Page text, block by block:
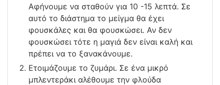
Αφήνουμε να σταθούν για 10 -15 λεπτά. Σε
αυτό το διάστημα το μείγμα θα έχει
φουσκάλες και θα φουσκώσει. Αν δεν
φουσκώσει τότε η μαγιά δεν είναι καλή και
πρέπει να το ξανακάνουμε.
Ετοιμάζουμε το ζυμάρι. Σε ένα μικρό
μπλεντεράκι αλέθουμε την φλούδα